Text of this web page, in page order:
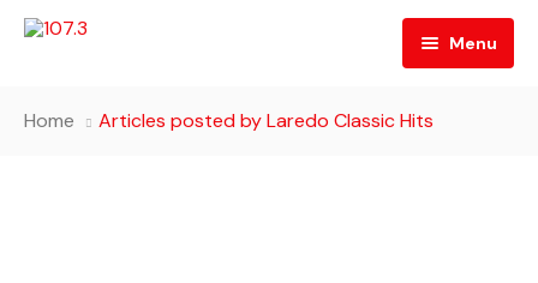
Menu
Quiénes Somos
Home Articles posted by Laredo Classic Hits